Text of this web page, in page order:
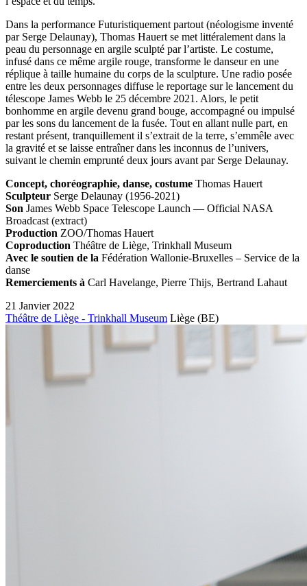
Dans la performance Futuristiquement partout (néologisme inventé
par Serge Delaunay), Thomas Hauert se met littéralement dans la
peau du personnage en argile sculpté par l’artiste. Le costume,
infusé dans ce même argile rouge, transforme le danseur en une
réplique à taille humaine du corps de la sculpture. Une radio posée
entre les deux personnages diffuse le reportage sur le lancement du
télescope James Webb le 25 décembre 2021. Alors, le petit
bonhomme en argile devenu grand bouge, accompagné ou impulsé
par les sons du lancement de la fusée. Tout en allant nulle part, en
restant présent, tranquillement il s’extrait de la terre, s’emmêle avec
la gravité et se laisse entraîner dans les inconnus de l’univers,
suivant le chemin emprunté deux jours avant par Serge Delaunay.
Concept, choréographie, danse, costume Thomas Hauert
Sculpteur Serge Delaunay (1956-2021)
Son James Webb Space Telescope Launch — Official NASA
Broadcast (extract)
Production ZOO/Thomas Hauert
Coproduction Théâtre de Liège, Trinkhall Museum
Avec le soutien de la Fédération Wallonie-Bruxelles – Service de la
danse
Remerciements à Carl Havelange, Pierre Thijs, Bertrand Lahaut
21 Janvier 2022
Théâtre de Liège - Trinkhall Museum Liège (BE)